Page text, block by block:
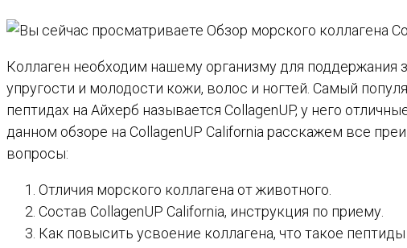
Коллаген необходим нашему организму для поддержания
упругости и молодости кожи, волос и ногтей. Самый
пептидах на Айхерб называется CollagenUP, у него
данном обзоре на CollagenUP California расскажем все
вопросы:
Отличия морского коллагена от животного.
Состав CollagenUP California, инструкция по приему.
Как повысить усвоение коллагена, что такое